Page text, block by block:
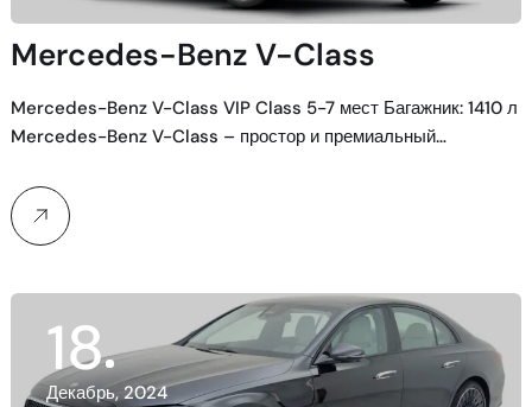
Mercedes-Benz V-Class
Mercedes-Benz V-Class VIP Class 5-7 мест Багажник: 1410 л
Mercedes-Benz V-Class – простор и премиальный…
18
Декабрь, 2024